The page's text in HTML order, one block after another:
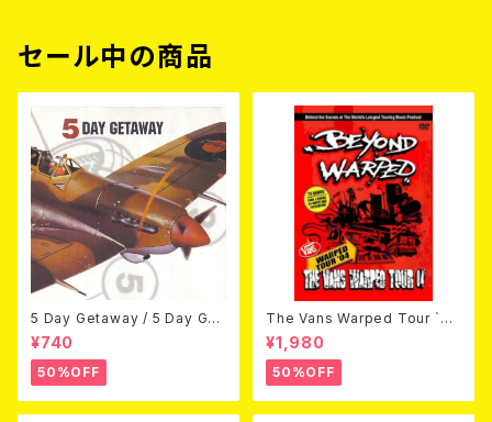
セール中の商品
5 Day Getaway / 5 Day Get
away (CDEP)
¥740
50%OFF
The Vans Warped Tour `04
Beyond Warped (国内盤DV
D)
¥1,980
50%OFF